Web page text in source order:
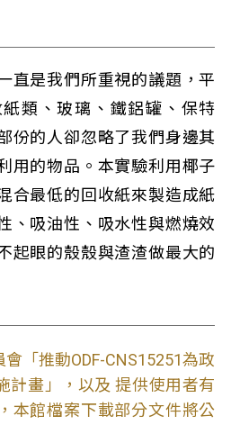
直是我們所重視的議題，平
類、玻璃、鐵鋁罐、保特
份的人卻忽略了我們身邊其
用的物品。本實驗利用椰子
合最低的回收紙來製造成紙
、吸油性、吸水性與燃燒效
起眼的殼殼與渣渣做最大的
會「推動ODF-CNS15251為政
計畫」，以及 提供使用者有
本館檔案下載部分文件將公